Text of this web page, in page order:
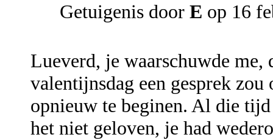
Getuigenis door E op 16
Lueverd, je waarschuwde
valentijnsdag een gesprek
opnieuw te beginen. Al die
het niet geloven, je had